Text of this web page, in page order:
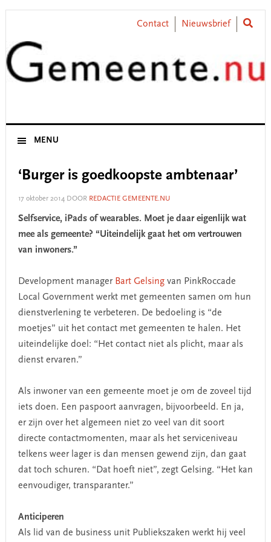
Skip
primary
navigation
Skip
content
Skip
primary
sidebar
Skip
footer
Contact Nieuwsbrief
MENU
‘Burger is goedkoopste ambtenaar’
17 oktober 2014DOOR REDACTIE GEMEENTE.NU
Selfservice, iPads of wearables. Moet je daar eigenlijk wat
mee als gemeente? “Uiteindelijk gaat het om vertrouwen
van inwoners.”
Development manager Bart Gelsingvan PinkRoccade
Local Government werkt met gemeenten samen om hun
dienstverlening te verbeteren. De bedoeling is “de
moetjes” uit het contact met gemeenten te halen. Het
uiteindelijke doel: “Het contact niet als plicht, maar als
dienst ervaren.”
Als inwoner van een gemeente moet je om de zoveel tijd
iets doen. Een paspoort aanvragen, bijvoorbeeld. En ja,
er zijn over het algemeen niet zo veel van dit soort
directe contactmomenten, maar als het serviceniveau
telkens weer lager is dan mensen gewend zijn, dan gaat
dat toch schuren. “Dat hoeft niet”, zegt Gelsing. “Het kan
eenvoudiger, transparanter.”
Anticiperen
Als lid van de business unit Publiekszaken werkt hij veel